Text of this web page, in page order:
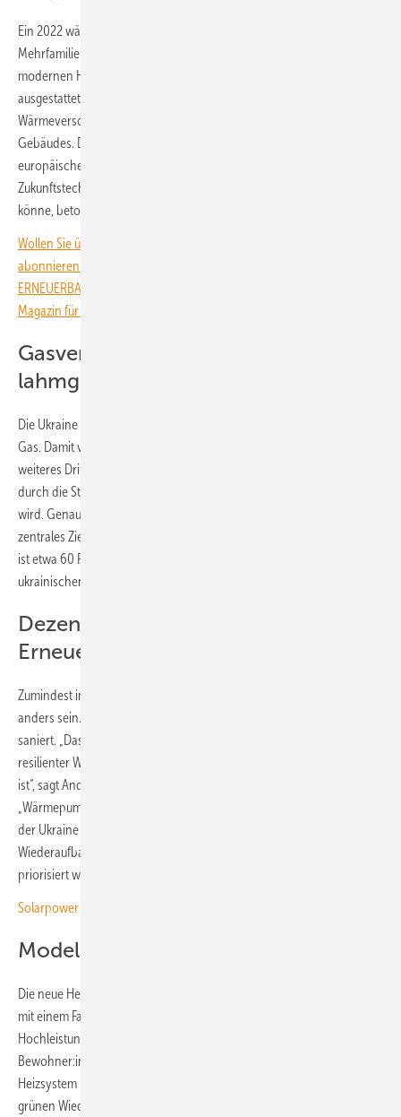
Ein 2022 während der russischen Besatzung schwer beschädigtes
Mehrfamilienhaus wurde dort vollständig erneuert und mit einem
modernen Heizsystem aus Geothermie und Wärmepumpen
ausgestattet. Die Energie für den Betrieb der resilienten
Wärmeversorgung liefert eine Photovoltaikanlage auf dem Dach des
Gebäudes. Das Pilotprojekt für nachhaltigen Wiederaufbau zeige, wie
europäische Hilfen die Wärmeversorgung in der Ukraine mit
Zukunftstechnologie sicherer, bezahlbarer und unabhängiger machen
könne, betonen die Projektpartner.
Wollen Sie über die Energiewende auf dem Laufenden bleiben? Dann
abonnieren Sie einfach den kostenlosen Newsletter von
ERNEUERBARE ENERGIEN – dem größten verbandsunabhängigen
Magazin für erneuerbare Energien in Deutschland!
Gasversorgung weitgehend
lahmgelegt
Die Ukraine erzeugt ihre Wärme aktuell zu 70 Prozent aus fossilem
Gas. Damit versorgt es Gebäude zu einem Drittel über Fernwärme. Ein
weiteres Drittel kommt aus der Kraft-Wärme-Kopplung, bei der die
durch die Stromerzeugung im Gaskraftwerk anfallende Wärme genutzt
wird. Genau diese zivile Infrastruktur ist seit Oktober 2025 wieder
zentrales Ziel der Angriffe Russlands. Nach Angaben von Greenpeace
ist etwa 60 Prozent der Gasversorgung bereits lahmgelegt. Vielen
ukrainischen Haushalten steht erneut ein schwieriger Winter bevor.
Dezentraler Wiederaufbau mit
Erneuerbaren
Zumindest in dem fünfstöckigen Haus mit 60 Wohnungen wird dies
anders sein. Es wird seit Ende 2023 erneuert und auch energetisch
saniert. „Das Pilotprojekt zeigt, wie wichtig ein dezentraler und
resilienter Wiederaufbau mit erneuerbaren Energien statt fossilem Gas
ist“, sagt Andree Böhling, Projektleiter von Greenpeace.
„Wärmepumpen, Geothermie und Solarenergie versorgen erstmals in
der Ukraine ein großes Wohngebäude vollständig – und sollten beim
Wiederaufbau mit EU-Finanzierung gegenüber Gasheizungen
priorisiert werden“, fordert er.
Solarpower Europe fordert Umdenken bei Energiesicherheit
Modell für die gesamte Ukraine
Die neue Heizungsanlage umfasst unter anderem fünf Wärmespeicher
mit einem Fassungsvermögen von jeweils rund 2000 Litern. Ein
Hochleistungs-Wärmetauscher bereitet das Warmwasser für die
Bewohner:innen. Insgesamt hat Greenpeace 218.000 Euro in das
Heizsystem investiert. Das Projekt ist Teil des Masterplans für einen
grünen Wiederaufbau, den die Stadt Trostjanez 2023 entwickelt hat.